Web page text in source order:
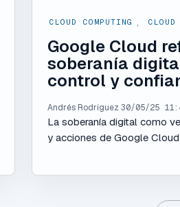
CLOUD COMPUTING CLOUD
Google Cloud
soberanía
control y
Andrés Rodríguez 30/05/25
La soberanía digital como
y acciones de Google Cloud